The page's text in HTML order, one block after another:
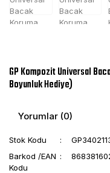
GP Kompozit Universal
Boyunluk Hediye)
Yorumlar (0)
Stok Kodu
Barkod /EAN
Kodu